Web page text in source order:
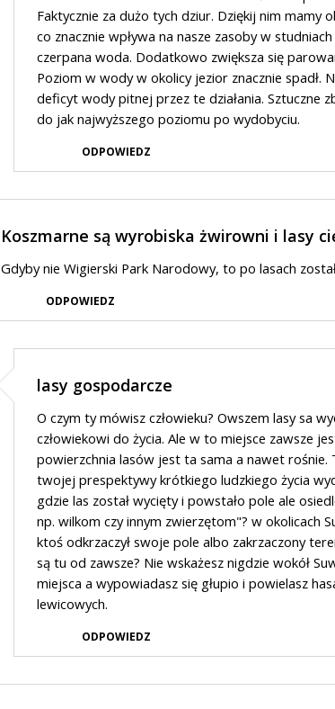
Faktycznie za dużo tych dziur. Dziękij nim
co znacznie wpływa na nasze zasoby w
czerpana woda. Dodatkowo zwiększa się
Poziom w wody w okolicy jezior znacznie spadł.
deficyt wody pitnej przez te działania. Sztuczne
do jak najwyższego poziomu po wydobyciu.
ODPOWIEDZ
Koszmarne są wyrobiska żwirowni i lasy
Gdyby nie Wigierski Park Narodowy, to po lasach
ODPOWIEDZ
lasy gospodarcze
O czym ty mówisz człowieku? Owszem lasy sa
człowiekowi do życia. Ale w to miejsce zawsze
powierzchnia lasów jest ta sama a nawet rośnie.
twojej prespektywy krótkiego ludzkiego życia
gdzie las został wycięty i powstało pole ale
np. wilkom czy innym zwierzętom"? w okolicach
ktoś odkrzaczył swoje pole albo zakrzaczony
są tu od zawsze? Nie wskażesz nigdzie wokół
miejsca a wypowiadasz się głupio i powielasz
lewicowych.
ODPOWIEDZ